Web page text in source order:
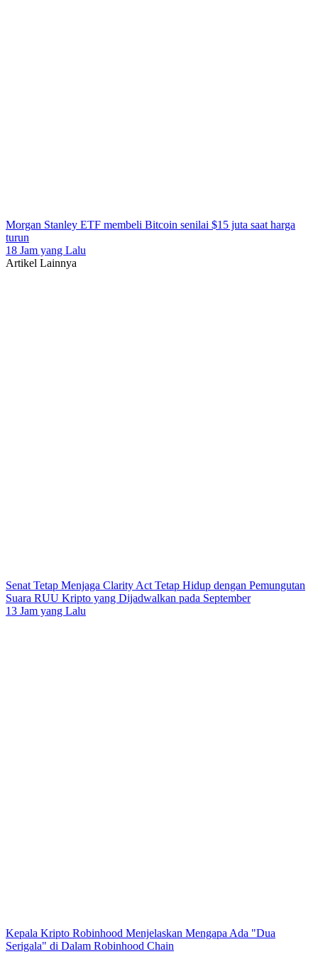
Morgan Stanley ETF membeli Bitcoin senilai $15 juta saat harga
turun
18 Jam yang Lalu
Artikel Lainnya
Senat Tetap Menjaga Clarity Act Tetap Hidup dengan Pemungutan
Suara RUU Kripto yang Dijadwalkan pada September
13 Jam yang Lalu
Kepala Kripto Robinhood Menjelaskan Mengapa Ada "Dua
Serigala" di Dalam Robinhood Chain